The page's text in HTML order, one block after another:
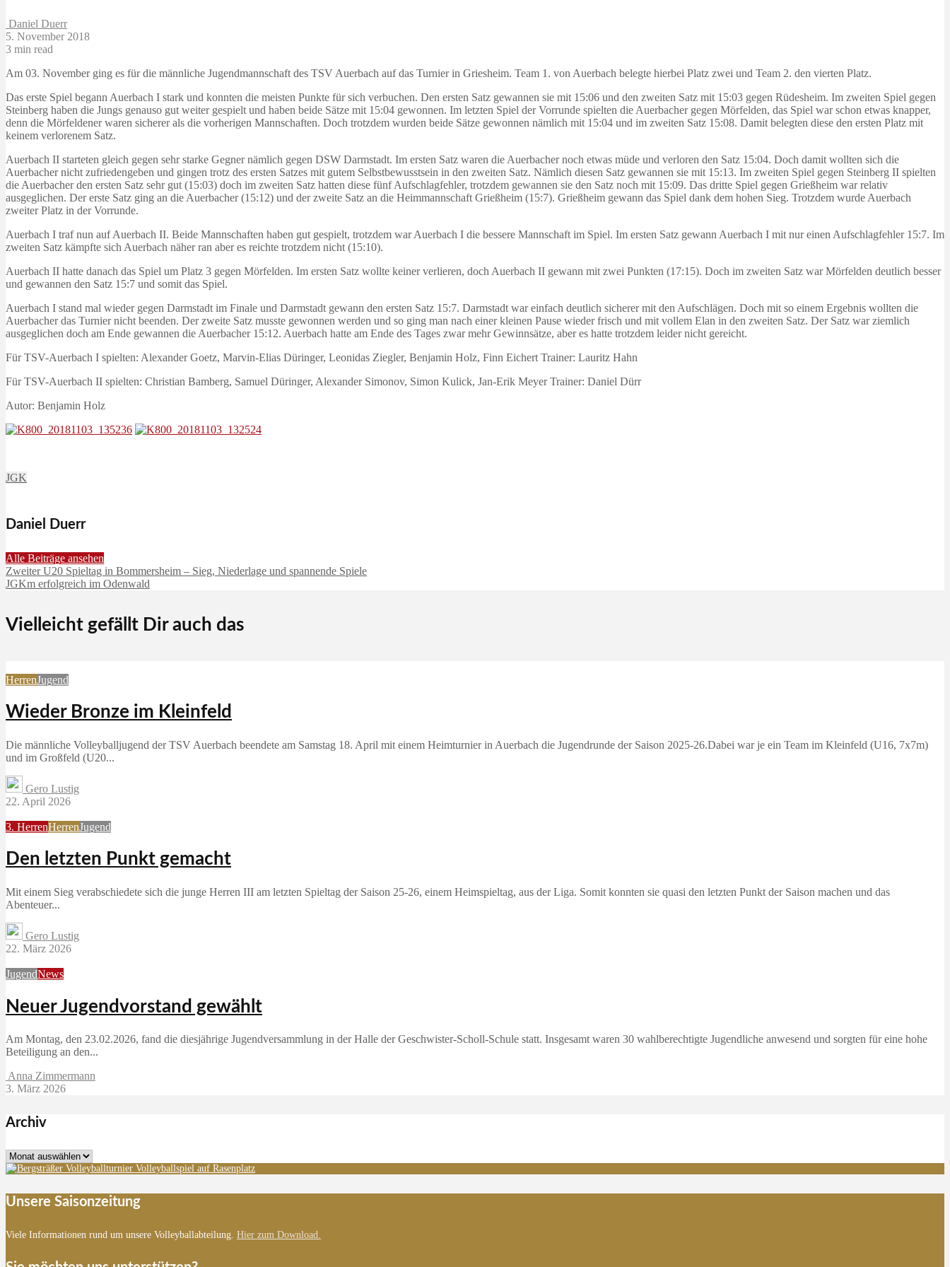
Daniel Duerr
5. November 2018
3 min read
Am 03. November ging es für die männliche Jugendmannschaft des TSV Auerbach auf das Turnier in Griesheim. Team 1. von Auerbach belegte hierbei Platz zwei und Team 2. den vierten Platz.
Das erste Spiel begann Auerbach I stark und konnten die meisten Punkte für sich verbuchen. Den ersten Satz gewannen sie mit 15:06 und den zweiten Satz mit 15:03 gegen Rüdesheim. Im zweiten Spiel gegen
Steinberg haben die Jungs genauso gut weiter gespielt und haben beide Sätze mit 15:04 gewonnen. Im letzten Spiel der Vorrunde spielten die Auerbacher gegen Mörfelden, das Spiel war schon etwas knapper,
denn die Mörfeldener waren sicherer als die vorherigen Mannschaften. Doch trotzdem wurden beide Sätze gewonnen nämlich mit 15:04 und im zweiten Satz 15:08. Damit belegten diese den ersten Platz mit
keinem verlorenem Satz.
Auerbach II starteten gleich gegen sehr starke Gegner nämlich gegen DSW Darmstadt. Im ersten Satz waren die Auerbacher noch etwas müde und verloren den Satz 15:04. Doch damit wollten sich die
Auerbacher nicht zufriedengeben und gingen trotz des ersten Satzes mit gutem Selbstbewusstsein in den zweiten Satz. Nämlich diesen Satz gewannen sie mit 15:13. Im zweiten Spiel gegen Steinberg II spielten
die Auerbacher den ersten Satz sehr gut (15:03) doch im zweiten Satz hatten diese fünf Aufschlagfehler, trotzdem gewannen sie den Satz noch mit 15:09. Das dritte Spiel gegen Grießheim war relativ
ausgeglichen. Der erste Satz ging an die Auerbacher (15:12) und der zweite Satz an die Heimmannschaft Grießheim (15:7). Grießheim gewann das Spiel dank dem hohen Sieg. Trotzdem wurde Auerbach
zweiter Platz in der Vorrunde.
Auerbach I traf nun auf Auerbach II. Beide Mannschaften haben gut gespielt, trotzdem war Auerbach I die bessere Mannschaft im Spiel. Im ersten Satz gewann Auerbach I mit nur einen Aufschlagfehler 15:7. Im
zweiten Satz kämpfte sich Auerbach näher ran aber es reichte trotzdem nicht (15:10).
Auerbach II hatte danach das Spiel um Platz 3 gegen Mörfelden. Im ersten Satz wollte keiner verlieren, doch Auerbach II gewann mit zwei Punkten (17:15). Doch im zweiten Satz war Mörfelden deutlich besser
und gewannen den Satz 15:7 und somit das Spiel.
Auerbach I stand mal wieder gegen Darmstadt im Finale und Darmstadt gewann den ersten Satz 15:7. Darmstadt war einfach deutlich sicherer mit den Aufschlägen. Doch mit so einem Ergebnis wollten die
Auerbacher das Turnier nicht beenden. Der zweite Satz musste gewonnen werden und so ging man nach einer kleinen Pause wieder frisch und mit vollem Elan in den zweiten Satz. Der Satz war ziemlich
ausgeglichen doch am Ende gewannen die Auerbacher 15:12. Auerbach hatte am Ende des Tages zwar mehr Gewinnsätze, aber es hatte trotzdem leider nicht gereicht.
Für TSV-Auerbach I spielten: Alexander Goetz, Marvin-Elias Düringer, Leonidas Ziegler, Benjamin Holz, Finn Eichert Trainer: Lauritz Hahn
Für TSV-Auerbach II spielten: Christian Bamberg, Samuel Düringer, Alexander Simonov, Simon Kulick, Jan-Erik Meyer Trainer: Daniel Dürr
Autor: Benjamin Holz
JGK
Daniel Duerr
Alle Beiträge ansehen
Zweiter U20 Spieltag in Bommersheim – Sieg, Niederlage und spannende Spiele
JGKm erfolgreich im Odenwald
Vielleicht gefällt Dir auch das
HerrenJugend
Wieder Bronze im Kleinfeld
Die männliche Volleyballjugend der TSV Auerbach beendete am Samstag 18. April mit einem Heimturnier in Auerbach die Jugendrunde der Saison 2025-26.Dabei war je ein Team im Kleinfeld (U16, 7x7m)
und im Großfeld (U20...
Gero Lustig
22. April 2026
3. HerrenHerrenJugend
Den letzten Punkt gemacht
Mit einem Sieg verabschiedete sich die junge Herren III am letzten Spieltag der Saison 25-26, einem Heimspieltag, aus der Liga. Somit konnten sie quasi den letzten Punkt der Saison machen und das
Abenteuer...
Gero Lustig
22. März 2026
JugendNews
Neuer Jugendvorstand gewählt
Am Montag, den 23.02.2026, fand die diesjährige Jugendversammlung in der Halle der Geschwister-Scholl-Schule statt. Insgesamt waren 30 wahlberechtigte Jugendliche anwesend und sorgten für eine hohe
Beteiligung an den...
Anna Zimmermann
3. März 2026
Archiv
Archiv
Unsere Saisonzeitung
Viele Informationen rund um unsere Volleyballabteilung. Hier zum Download.